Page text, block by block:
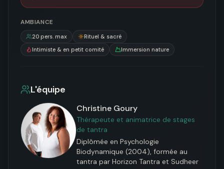
AMBIANCE
20 pers. max
Rituel & sacré
Intimiste & en petit comité
Immersion nature
L'équipe
Christine Goury
Thérapeute et animatrice de stages
de tantra
Diplômée en Psychologie
Biodynamique (2004), formée au
tantra par Horizon Tantra et Sudheer